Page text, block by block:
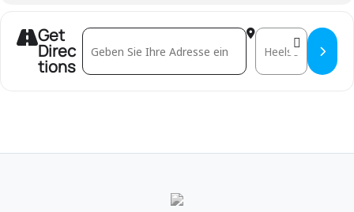
Get
Direc
tions
Address - Erstberatungsabend [] Destination